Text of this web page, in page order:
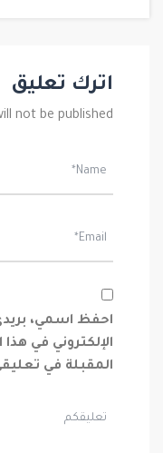
اترك تعليق
not be published.
احفظ اسمي، بريدي
الإلكتروني في
المقبلة في